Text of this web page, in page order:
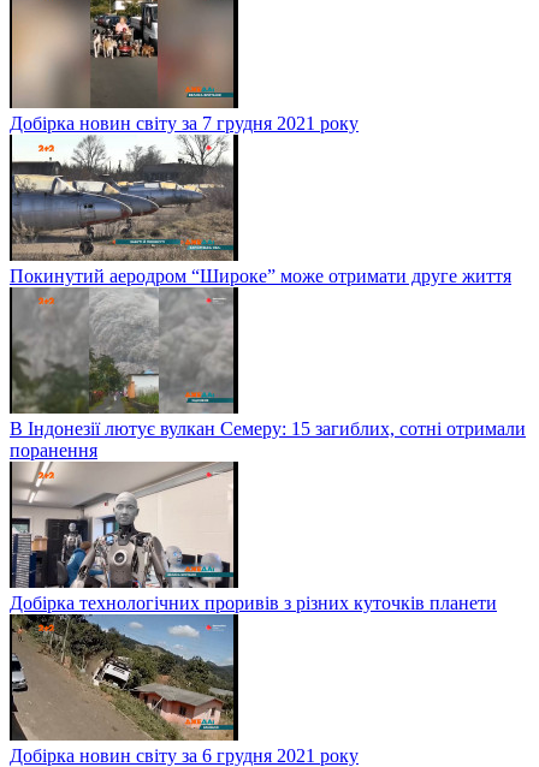
Добірка новин світу за 7 грудня 2021 року
Покинутий аеродром “Широке” може отримати друге життя
В Індонезії лютує вулкан Семеру: 15 загиблих, сотні отримали
поранення
Добірка технологічних проривів з різних куточків планети
Добірка новин світу за 6 грудня 2021 року